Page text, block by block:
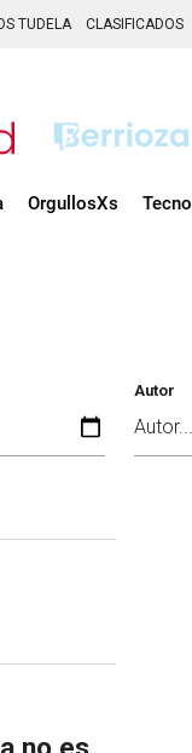
TUDELA CLASIFICADOS
OrgullosXs Tecno
Autor